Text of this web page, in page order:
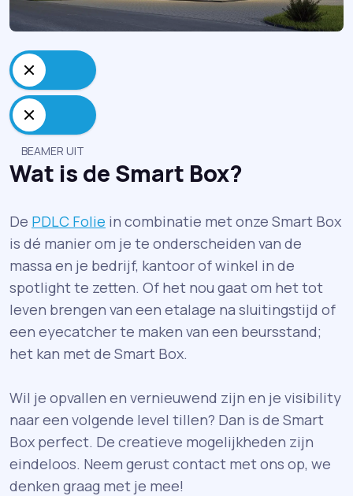
Wat is de Smart Box?
De PDLC Folie in combinatie met onze Smart Box
is dé manier om je te onderscheiden van de
massa en je bedrijf, kantoor of winkel in de
spotlight te zetten. Of het nou gaat om het tot
leven brengen van een etalage na sluitingstijd of
een eyecatcher te maken van een beursstand;
het kan met de Smart Box.
Wil je opvallen en vernieuwend zijn en je visibility
naar een volgende level tillen? Dan is de Smart
Box perfect. De creatieve mogelijkheden zijn
eindeloos. Neem gerust contact met ons op, we
denken graag met je mee!